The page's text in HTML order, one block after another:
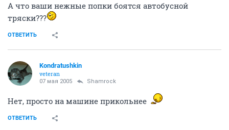
А что ваши нежные попки боятся автобусной
тряски???
ОТВЕТИТЬ
Kondratushkin
veteran
07 мая 2005 Shamrock
Нет, просто на машине прикольнее
ОТВЕТИТЬ